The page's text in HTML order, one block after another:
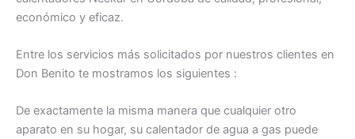
económico y eficaz.
Entre los servicios más solicitados por nuestros clientes en
Don Benito te mostramos los siguientes :
De exactamente la misma manera que cualquier otro
aparato en su hogar, su calentador de agua a gas puede